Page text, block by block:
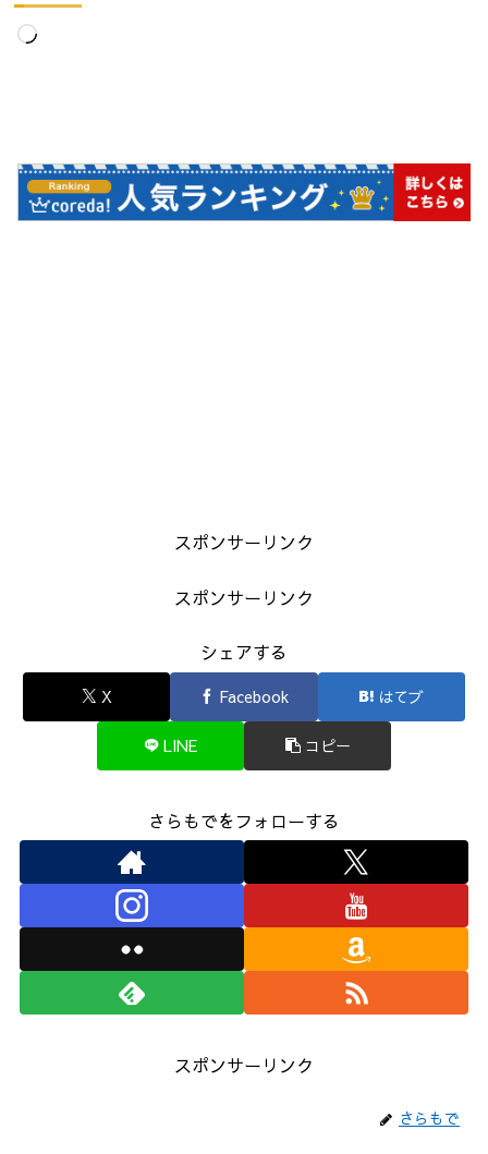
読
スポンサーリンク
スポンサーリンク
シェアする
X Facebook はてブ
LINE コピー
さらもでをフォローする
スポンサーリンク
さらもで